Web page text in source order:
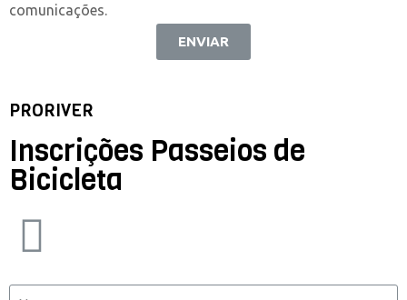
comunicações.
ENVIAR
PRORIVER
Inscrições Passeios de
Bicicleta